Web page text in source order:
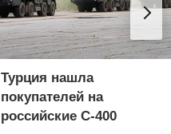
Турция нашла
покупателей на
российские C-400